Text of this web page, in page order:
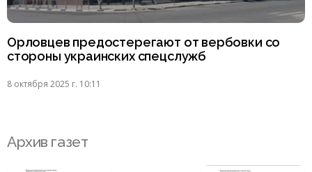
Орловцев предостерегают от вербовки со
стороны украинских спецслужб
8 октября 2025 г. 10:11
Архив газет